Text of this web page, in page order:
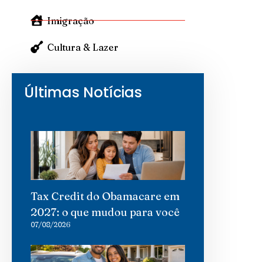
Imigração
Cultura & Lazer
Últimas Notícias
Tax Credit do Obamacare em
2027: o que mudou para você
07/08/2026